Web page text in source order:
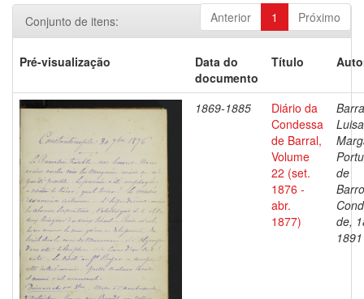
Anterior 1 Próximo
Conjunto de itens:
Pré-visualização
Data do
documento
Título
1869-1885
Diário da
Condessa
de Barral,
Volume
22 (set.
1876 -
abr.
1877)
Luisa
de
de,
1891